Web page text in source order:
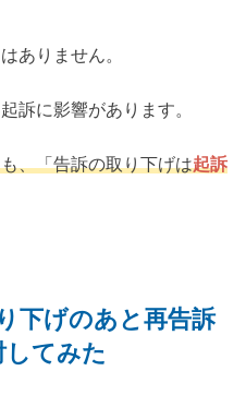
ありません。
訴に影響があります。
、「告訴の取り下げは起訴
下げのあと再告訴
してみた